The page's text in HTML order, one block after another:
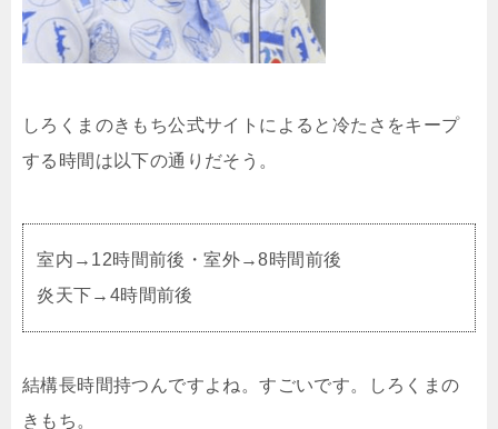
しろくまのきもち公式サイトによると冷たさをキープ
する時間は以下の通りだそう。
室内→12時間前後・室外→8時間前後
炎天下→4時間前後
結構長時間持つんですよね。すごいです。しろくまの
きもち。